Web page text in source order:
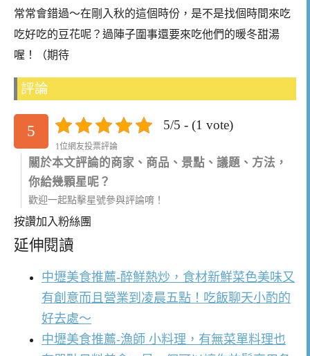
常常會錯過～在剛入秋的這個時份，是不是找個時間來吃
吃好吃的豆花呢？過陣子圍事還要來吃他們的暖冬甜湯
喔！（期待
評論
5 5/5 - (1 vote)
1位網友投票評論
關於本文評論的商家、商品、景點、議題、方法，
你給幾顆星呢？
歡迎一起點擊星號參與評論唷！
按讚加入粉絲團
延伸閱讀
中壢美食推薦-醉鮮熱炒，食材新鮮菜色美味又
有創意而且營業到凌晨五點！吃飯聊天小酌的
好去處～
中壢美食推薦-漁師 小料理，有無菜單料理也